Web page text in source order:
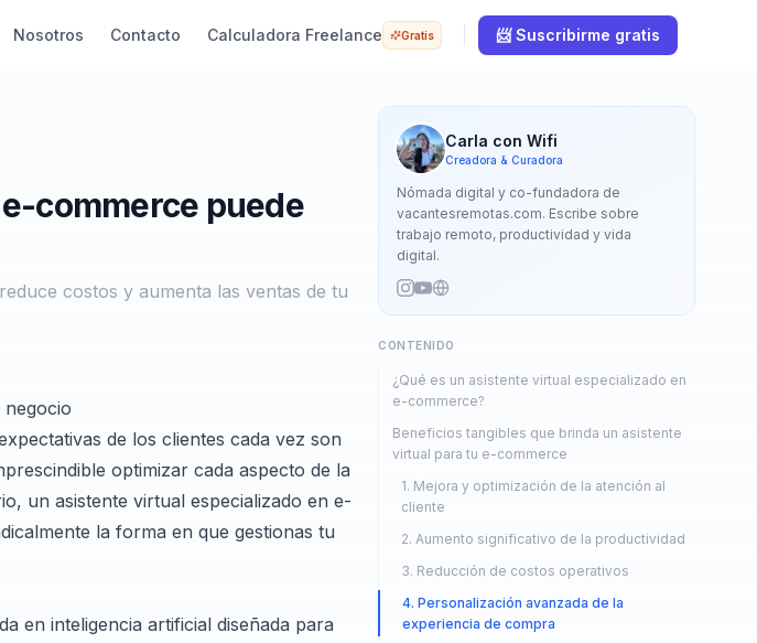
Nosotros Contacto Calculadora Freelance Gratis 📨 Suscribirme gratis
commerce puede
costos y aumenta las ventas de tu
de los clientes cada vez son
optimizar cada aspecto de la
un asistente virtual especializado en e-
la forma en que gestionas tu
en inteligencia artificial diseñada para
Carla con Wifi
Creadora & Curadora
Nómada digital y co-fundadora de
vacantesremotas.com. Escribe sobre
trabajo remoto, productividad y vida
digital.
CONTENIDO
¿Qué es un asistente virtual especializado en
e-commerce?
Beneficios tangibles que brinda un asistente
virtual para tu e-commerce
1. Mejora y optimización de la atención al
cliente
2. Aumento significativo de la productividad
3. Reducción de costos operativos
4. Personalización avanzada de la
experiencia de compra